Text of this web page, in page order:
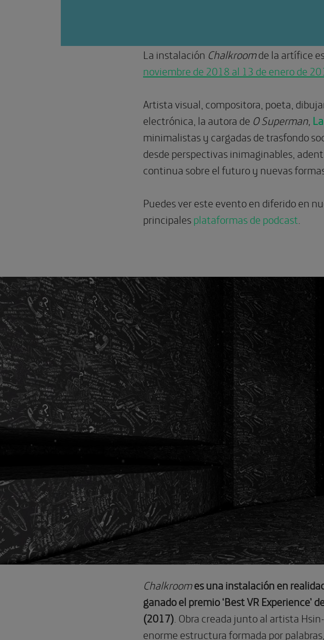
La instalación Chalkroomde la artífice
noviembre de 2018 al 13 de enero de
Artista visual, compositora, poeta,
electrónica, la autora de O Superman,
minimalistas y cargadas de trasfondo
desde perspectivas inimaginables,
continua sobre el futuro y nuevas
Puedes ver este evento en diferido en
principalesplataformas de podcast
Chalkroomes una instalación en
ganado el premio ‘Best VR Experience’
(2017) . Obra creada junto al artista
enorme estructura formada por